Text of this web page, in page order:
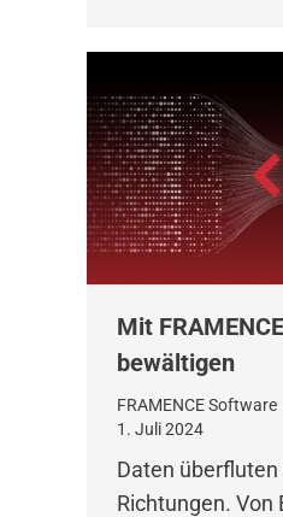
Mit
bewältigen
FRAMENCE Software
1. Juli 2024
Daten überfluten
Richtungen.